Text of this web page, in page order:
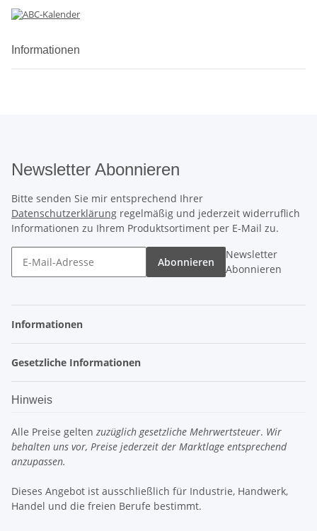
Informationen
Newsletter Abonnieren
Bitte senden Sie mir entsprechend Ihrer
Datenschutzerklärung regelmäßig und jederzeit widerruflich
Informationen zu Ihrem Produktsortiment per E-Mail zu.
Abonnieren
Newsletter
Abonnieren
Informationen
Gesetzliche Informationen
Hinweis
Alle Preise gelten zuzüglich gesetzliche Mehrwertsteuer. Wir
behalten uns vor, Preise jederzeit der Marktlage entsprechend
anzupassen.
Dieses Angebot ist ausschließlich für Industrie, Handwerk,
Handel und die freien Berufe bestimmt.